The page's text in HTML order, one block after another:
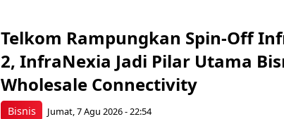
Bisnis
Telkom Rampungkan Spin-Off
2, InfraNexia Jadi Pilar Utama
Wholesale Connectivity
Jumat, 7 Agu 2026 - 22:54